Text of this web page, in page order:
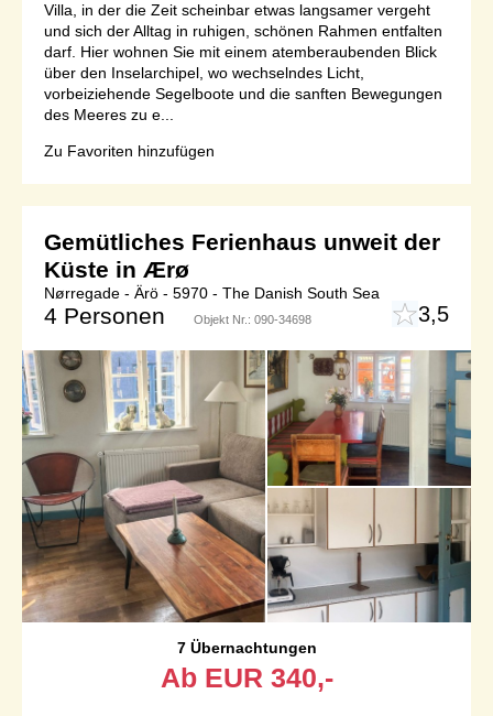
Villa, in der die Zeit scheinbar etwas langsamer vergeht
und sich der Alltag in ruhigen, schönen Rahmen entfalten
darf. Hier wohnen Sie mit einem atemberaubenden Blick
über den Inselarchipel, wo wechselndes Licht,
vorbeiziehende Segelboote und die sanften Bewegungen
des Meeres zu e...
Zu Favoriten hinzufügen
Gemütliches Ferienhaus unweit der
Küste in Ærø
Nørregade - Ärö - 5970 - The Danish South Sea
4 Personen Objekt Nr.: 090-34698 3,5
7 Übernachtungen
Ab EUR 340,-